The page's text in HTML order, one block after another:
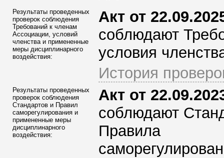
Результаты проведенных
проверок соблюдения
Требований к членам
Ассоциации , условий
членства и примененные
меры дисциплинарного
воздействия:
Акт от
соблюдают
условия
История
Результаты проведенных
проверок соблюдения
Стандартов и Правил
саморегулирования и
примененные меры
дисциплинарного
воздействия:
Акт от
соблюдают
Правила